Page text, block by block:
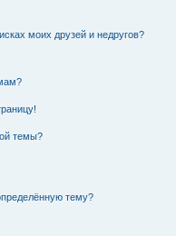
моих друзей и недругов?
темы?
тему?